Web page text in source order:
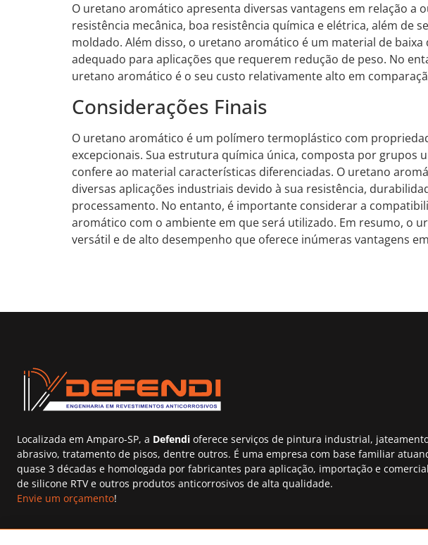
O uretano aromático apresenta diversas vantagens em relação a
resistência mecânica, boa resistência química e elétrica, além de
moldado. Além disso, o uretano aromático é um material de
adequado para aplicações que requerem redução de peso. No
uretano aromático é o seu custo relativamente alto em
Considerações Finais
O uretano aromático é um polímero termoplástico com
excepcionais. Sua estrutura química única, composta por grupos
confere ao material características diferenciadas. O uretano
diversas aplicações industriais devido à sua resistência,
processamento. No entanto, é importante considerar a
aromático com o ambiente em que será utilizado. Em resumo, o
versátil e de alto desempenho que oferece inúmeras vantagens
Localizada em Amparo-SP, a Defendi oferece serviços de pintura industrial,
abrasivo, tratamento de pisos, dentre outros. É uma empresa com base familiar
quase 3 décadas e homologada por fabricantes para aplicação, importação e
de silicone RTV e outros produtos anticorrosivos de alta qualidade.
Envie um orçamento!